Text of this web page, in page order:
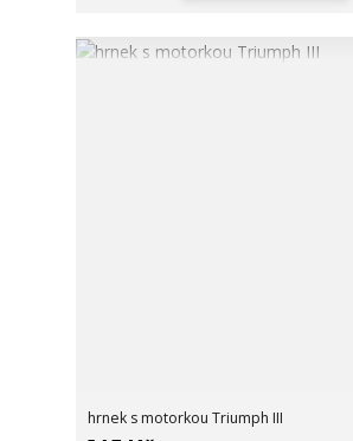
hrnek s motorkou Triumph III